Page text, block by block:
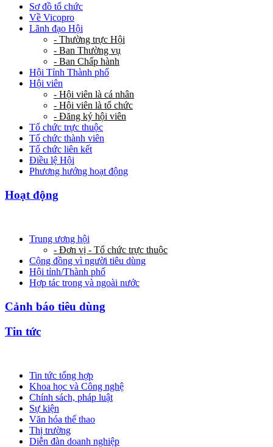
Sơ đồ tổ chức
Về Vicopro
Lãnh đạo Hội
- Thường trực Hội
- Ban Thường vụ
- Ban Chấp hành
Hội Tỉnh Thành phố
Hội viên
- Hội viên là cá nhân
- Hội viên là tổ chức
- Đăng ký hội viên
Tổ chức trực thuộc
Tổ chức thành viên
Tổ chức liên kết
Điều lệ Hội
Phương hướng hoạt động
Hoạt động
Trung ương hội
- Đơn vị - Tổ chức trực thuộc
Cộng đồng vì người tiêu dùng
Hội tỉnh/Thành phố
Hợp tác trong và ngoài nước
Cảnh báo tiêu dùng
Tin tức
Tin tức tổng hợp
Khoa học và Công nghệ
Chính sách, pháp luật
Sự kiện
Văn hóa thể thao
Thị trường
Diễn đàn doanh nghiệp